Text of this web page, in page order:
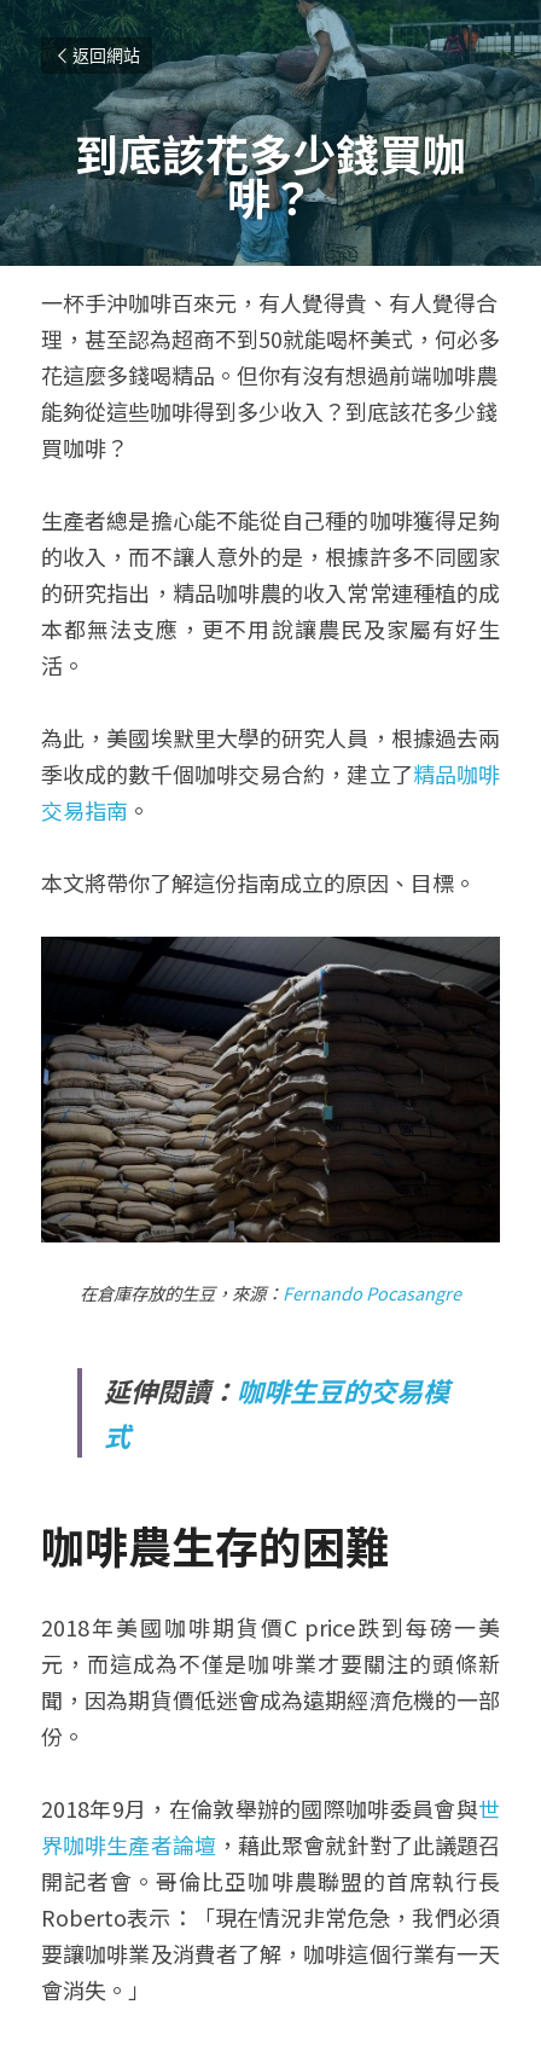
返回網站
到底該花多少錢買咖
啡？
一杯手沖咖啡百來元，有人覺得貴、有人覺得合
理，甚至認為超商不到50就能喝杯美式，何必多
花這麼多錢喝精品。但你有沒有想過前端咖啡農
能夠從這些咖啡得到多少收入？到底該花多少錢
買咖啡？
生產者總是擔心能不能從自己種的咖啡獲得足夠
的收入，而不讓人意外的是，根據許多不同國家
的研究指出，精品咖啡農的收入常常連種植的成
本都無法支應，更不用說讓農民及家屬有好生
活。
為此，美國埃默里大學的研究人員，根據過去兩
季收成的數千個咖啡交易合約，建立了精品咖啡
交易指南 。
本文將帶你了解這份指南成立的原因、目標。
在倉庫存放的生豆，來源：Fernando Pocasangre
延伸閱讀：咖啡生豆的交易模
式
咖啡農生存的困難
2018年美國咖啡期貨價C price跌到每磅一美
元，而這成為不僅是咖啡業才要關注的頭條新
聞，因為期貨價低迷會成為遠期經濟危機的一部
份。
2018年9月，在倫敦舉辦的國際咖啡委員會與世
界咖啡生產者論壇 ，藉此聚會就針對了此議題召
開記者會。哥倫比亞咖啡農聯盟的首席執行長
Roberto表示：「現在情況非常危急，我們必須
要讓咖啡業及消費者了解，咖啡這個行業有一天
會消失。」